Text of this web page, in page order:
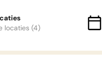
locaties (4)